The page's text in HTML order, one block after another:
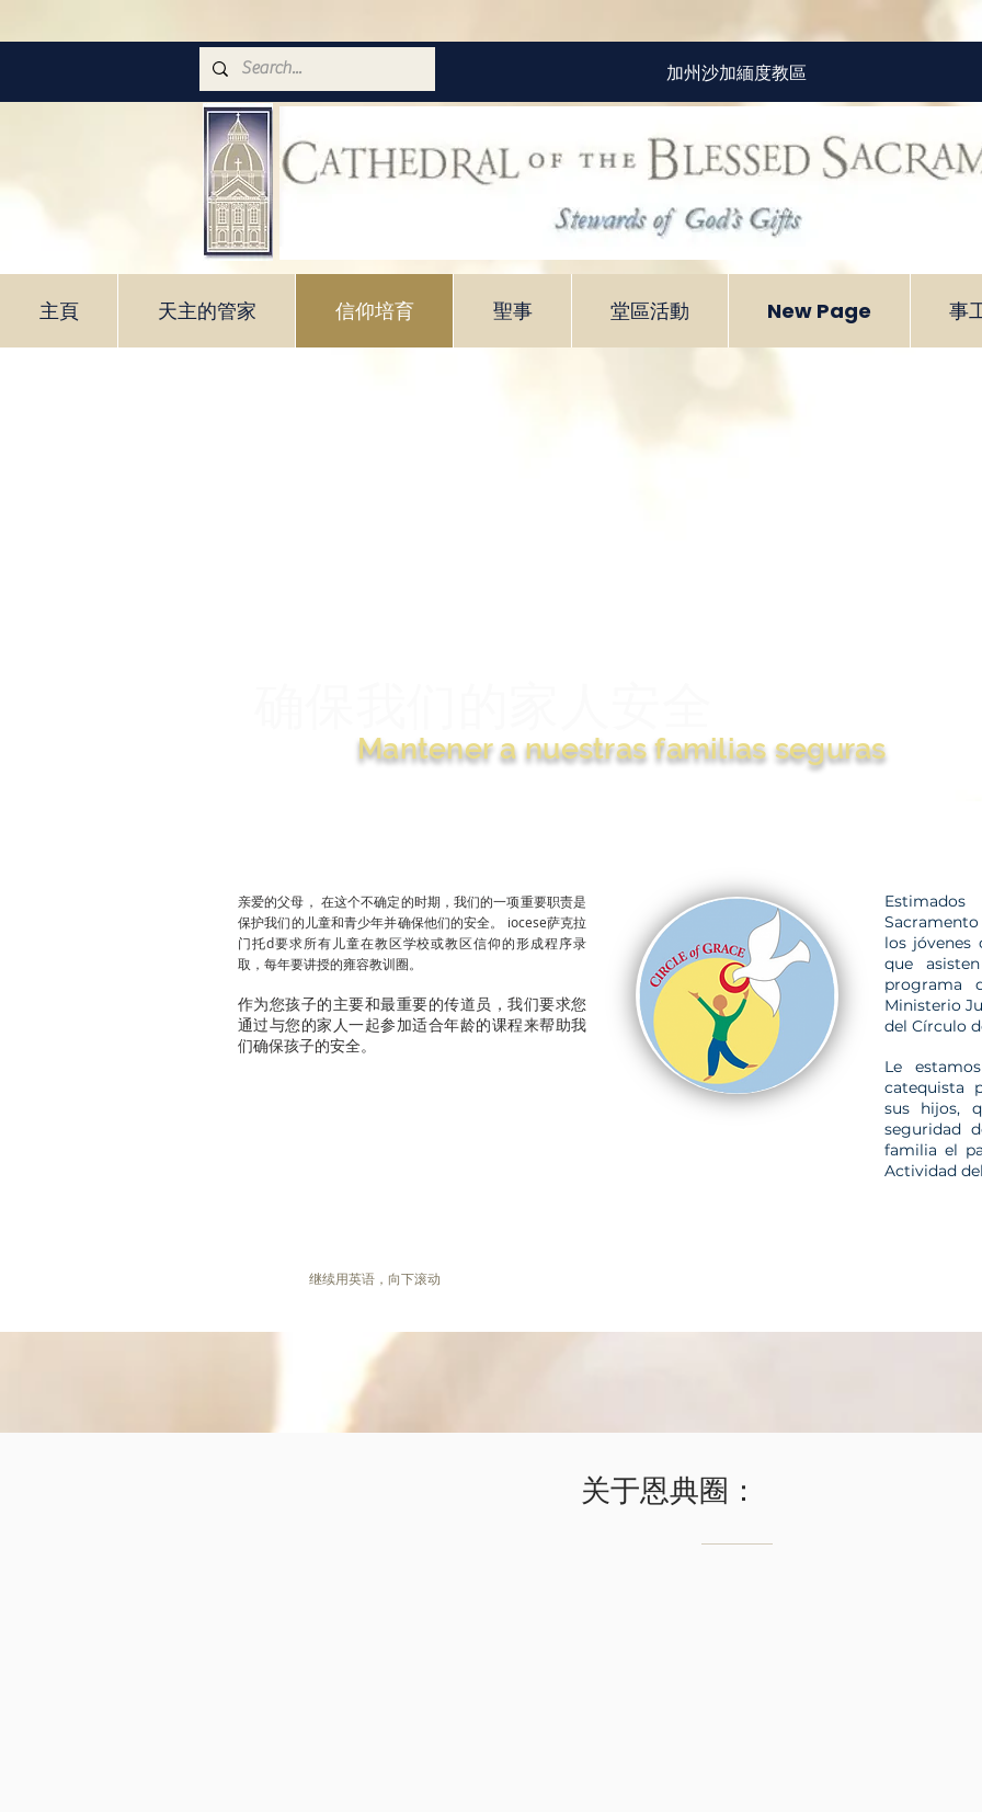
加州沙加緬度教區
主頁 天主的管家 信仰培育 聖事 堂區活動 New Page 事
Mantener a nuestras familias seguras
亲爱的父母， 在这个不确定的时期，我们的一项重要职责是
保护我们的儿童和青少年并确保他们的安全。
iocese萨克拉
门托d要求所有儿童在教区学校或教区信仰的形成程序录
取，每年要讲授的雍容教训圈。
作为您孩子的主要和最重要的传道员，我们要求您
通过与您的家人一起参加适合年龄的课程来帮助我
们确保孩子的安全。
los jóvenes
que
programa
Ministerio
del Círculo
Le
catequista
sus hijos,
seguridad
familia el
Actividad
继续用英语，向下滚动
关于恩典圈：